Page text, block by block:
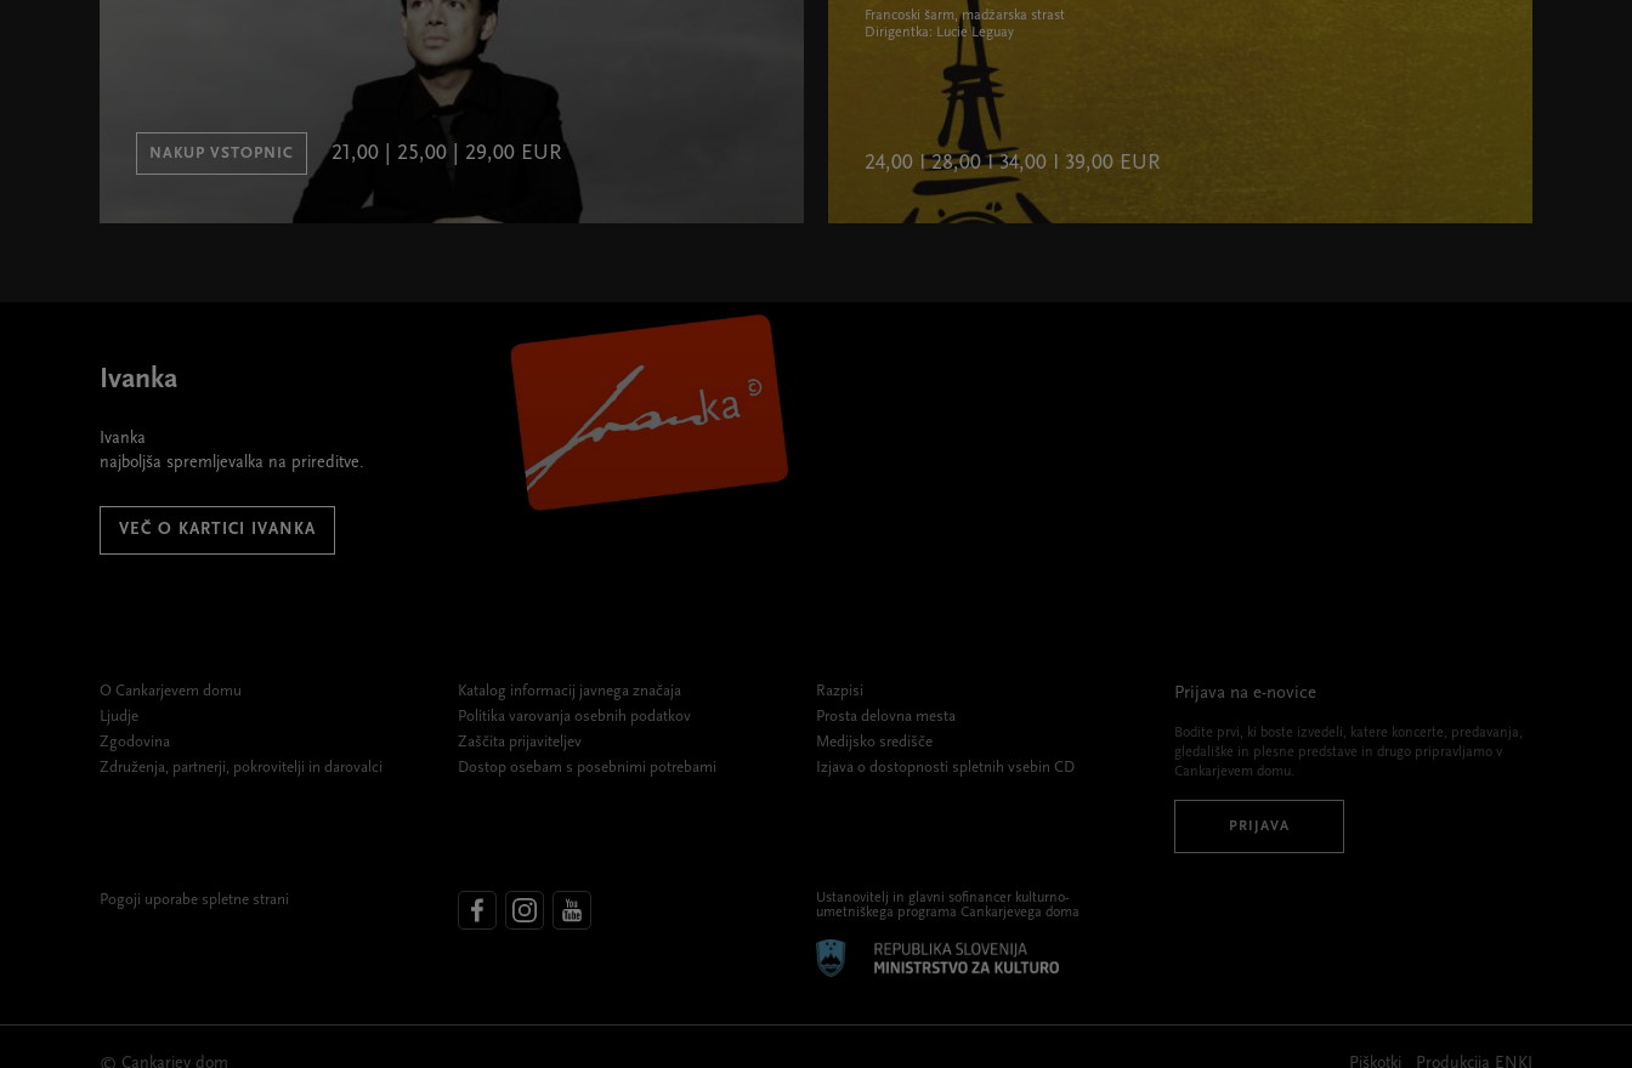
NAKUP VSTOPNIC 21,00 | 25,00 | 29,00 EUR
Francoski šarm, madžarska strast
Dirigentka: Lucie Leguay
24,00 I 28,00 I 34,00 I 39,00 EUR
Ivanka
Ivanka
najboljša spremljevalka na prireditve.
VEČ O KARTICI IVANKA
O Cankarjevem domu
Ljudje
Zgodovina
Združenja, partnerji, pokrovitelji in darovalci
Katalog informacij javnega značaja
Politika varovanja osebnih podatkov
Zaščita prijaviteljev
Dostop osebam s posebnimi potrebami
Razpisi
Prosta delovna mesta
Medijsko središče
Izjava o dostopnosti spletnih vsebin CD
Prijava na e-novice
Bodite prvi, ki boste izvedeli, katere koncerte, predavanja,
gledališke in plesne predstave in drugo pripravljamo v
Cankarjevem domu.
PRIJAVA
Pogoji uporabe spletne strani
Ustanovitelj in glavni sofinancer kulturno-
umetniškega programa Cankarjevega doma
© Cankarjev dom Piškotki Produkcija ENKI